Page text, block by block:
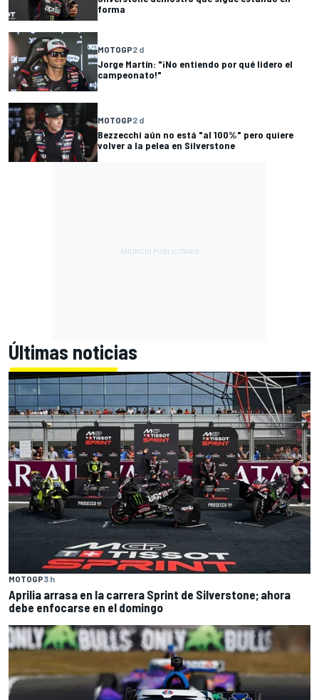
forma
MOTOGP2 d
Jorge Martín: "¡No entiendo por qué lidero el
campeonato!"
MOTOGP2 d
Bezzecchi aún no está "al 100%" pero quiere
volver a la pelea en Silverstone
Últimas noticias
MOTOGP3 h
Aprilia arrasa en la carrera Sprint de Silverstone; ahora
debe enfocarse en el domingo